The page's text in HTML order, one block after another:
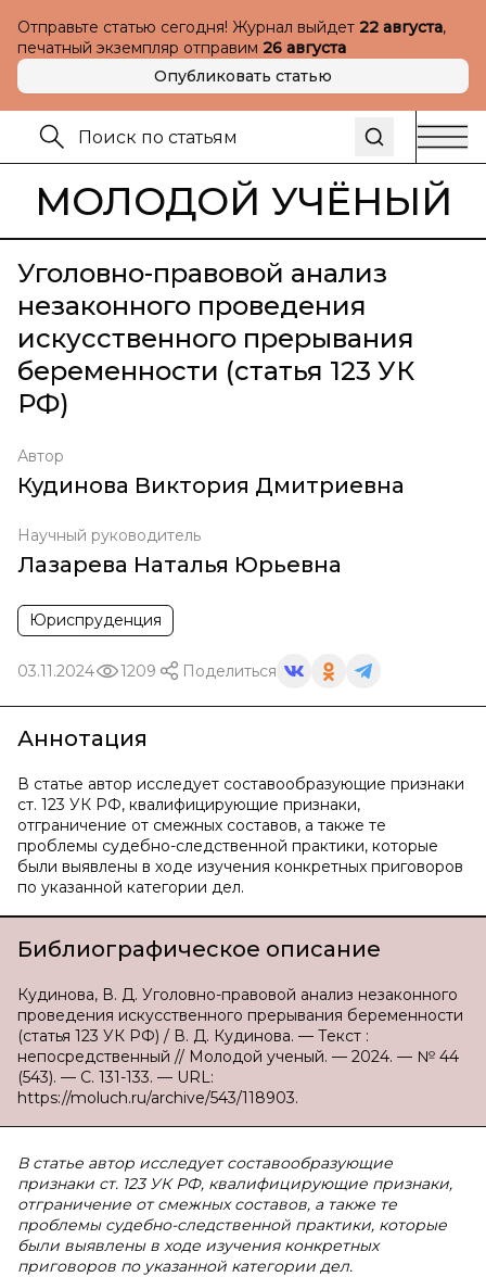
Отправьте статью сегодня! Журнал выйдет 22 августа,
печатный экземпляр отправим 26 августа
Опубликовать статью
МОЛОДОЙ УЧЁНЫЙ
Уголовно-правовой анализ
незаконного проведения
искусственного прерывания
беременности (статья 123 УК
РФ)
Автор
Кудинова Виктория Дмитриевна
Научный руководитель
Лазарева Наталья Юрьевна
Юриспруденция
03.11.2024 1209 Поделиться
Аннотация
В статье автор исследует составообразующие признаки
ст. 123 УК РФ, квалифицирующие признаки,
отграничение от смежных составов, а также те
проблемы судебно-следственной практики, которые
были выявлены в ходе изучения конкретных приговоров
по указанной категории дел.
Библиографическое описание
Кудинова, В. Д. Уголовно-правовой анализ незаконного
проведения искусственного прерывания беременности
(статья 123 УК РФ) / В. Д. Кудинова. — Текст :
непосредственный // Молодой ученый. — 2024. — № 44
(543). — С. 131-133. — URL:
https://moluch.ru/archive/543/118903.
В статье автор исследует составообразующие
признаки ст. 123 УК РФ, квалифицирующие признаки,
отграничение от смежных составов, а также те
проблемы судебно-следственной практики, которые
были выявлены в ходе изучения конкретных
приговоров по указанной категории дел.